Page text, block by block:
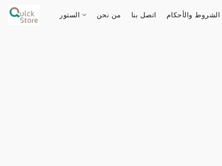
من نحن اتصل بنا الشروط والأحكام